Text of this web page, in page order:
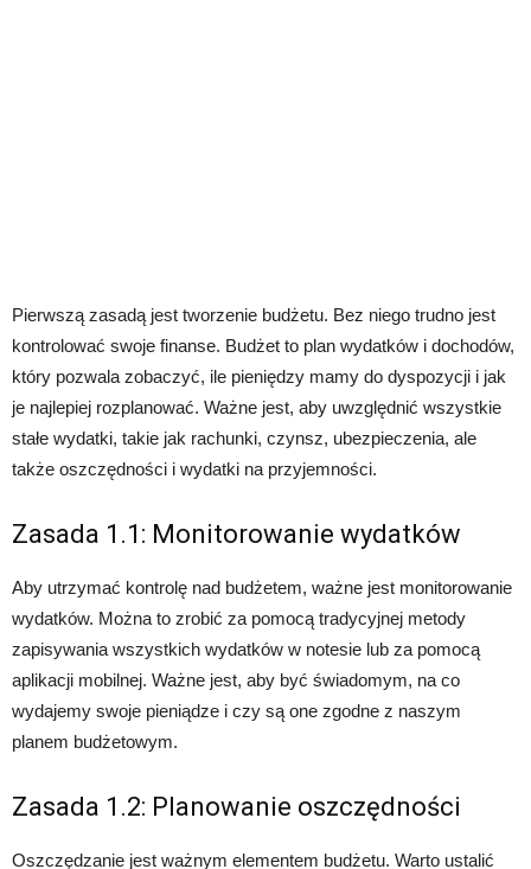
Pierwszą zasadą jest tworzenie budżetu. Bez niego trudno jest
kontrolować swoje finanse. Budżet to plan wydatków i dochodów,
który pozwala zobaczyć, ile pieniędzy mamy do dyspozycji i jak
je najlepiej rozplanować. Ważne jest, aby uwzględnić wszystkie
stałe wydatki, takie jak rachunki, czynsz, ubezpieczenia, ale
także oszczędności i wydatki na przyjemności.
Zasada 1.1: Monitorowanie wydatków
Aby utrzymać kontrolę nad budżetem, ważne jest monitorowanie
wydatków. Można to zrobić za pomocą tradycyjnej metody
zapisywania wszystkich wydatków w notesie lub za pomocą
aplikacji mobilnej. Ważne jest, aby być świadomym, na co
wydajemy swoje pieniądze i czy są one zgodne z naszym
planem budżetowym.
Zasada 1.2: Planowanie oszczędności
Oszczędzanie jest ważnym elementem budżetu. Warto ustalić